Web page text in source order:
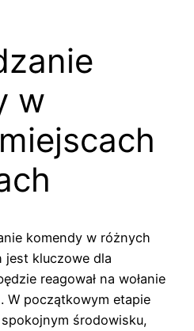
w
komendy w różnych
jest kluczowe dla
reagował na wołanie
W początkowym etapie
środowisku,